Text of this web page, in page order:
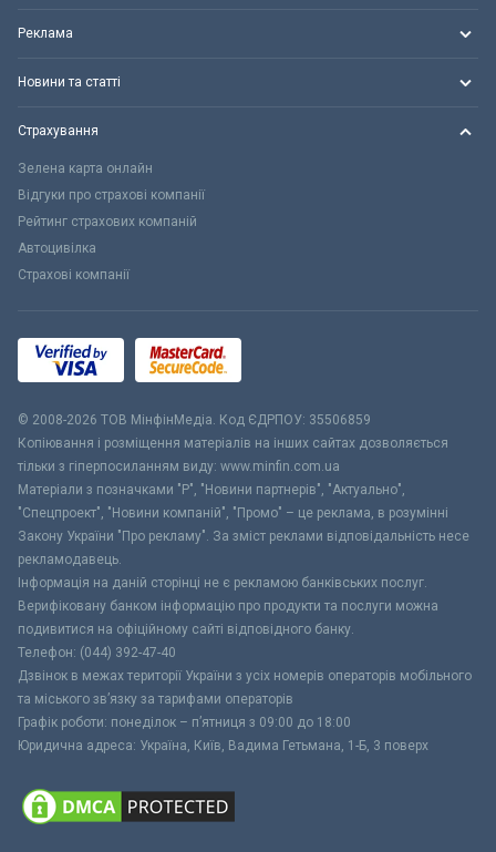
Реклама
Новини та статті
Страхування
Зелена карта онлайн
Відгуки про страхові компанії
Рейтинг страхових компаній
Автоцивілка
Страхові компанії
© 2008-2026 ТОВ МiнфiнМедiа. Код ЄДРПОУ: 35506859
Копіювання і розміщення матеріалів на інших сайтах дозволяється
тільки з гіперпосиланням виду: www.minfin.com.ua
Матеріали з позначками "Р", "Новини партнерів", "Актуально",
"Спецпроект", "Новини компаній", "Промо" – це реклама, в розумінні
Закону України "Про рекламу". За зміст реклами відповідальність несе
рекламодавець.
Інформація на даній сторінці не є рекламою банківських послуг.
Верифіковану банком інформацію про продукти та послуги можна
подивитися на офіційному сайті відповідного банку.
Телефон: (044) 392-47-40
Дзвінок в межах території України з усіх номерів операторів мобільного
та міського зв’язку за тарифами операторів
Графік роботи: понеділок – п’ятниця з 09:00 до 18:00
Юридична адреса: Україна, Київ, Вадима Гетьмана, 1-Б, 3 поверх